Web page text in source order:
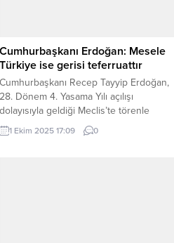
Cumhurbaşkanı Erdoğan: Mesele
Türkiye ise gerisi teferruattır
Cumhurbaşkanı Recep Tayyip Erdoğan,
28. Dönem 4. Yasama Yılı açılışı
dolayısıyla geldiği Meclis’te törenle
karşılandı. TBMM’nin yeni yasama yılında,
Türkiye’nin bölgesel ve küresel
1 Ekim 2025 17:09 0